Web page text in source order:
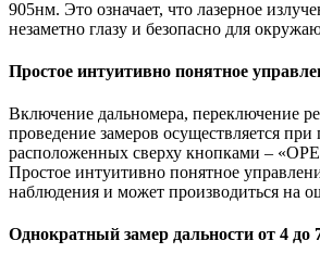
905нм. Это означает, что лазерное
незаметно глазу и безопасно для
Простое интуитивно понятное
Включение дальномера, переключение
проведение замеров осуществляется
расположенных сверху кнопками –
Простое интуитивно понятное
наблюдения и может производиться на
Однократный замер дальности от 4 до